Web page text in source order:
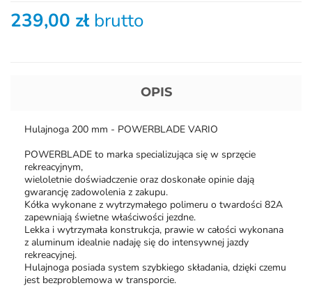
239,00 złbrutto
OPIS
Hulajnoga 200 mm - POWERBLADE VARIO
POWERBLADE to marka specializująca się w sprzęcie
rekreacyjnym,
wieloletnie doświadczenie oraz doskonałe opinie dają
gwarancję zadowolenia z zakupu.
Kółka wykonane z wytrzymałego polimeru o twardości 82A
zapewniają świetne właściwości jezdne.
Lekka i wytrzymała konstrukcja, prawie w całości wykonana
z aluminum idealnie nadaję się do intensywnej jazdy
rekreacyjnej.
Hulajnoga posiada system szybkiego składania, dzięki czemu
jest bezproblemowa w transporcie.